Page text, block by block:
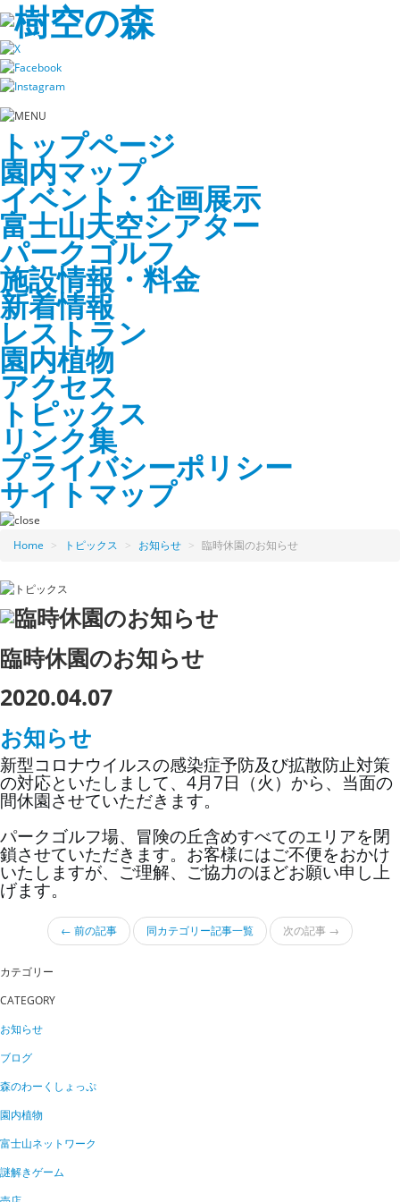
トップページ
園内マップ
イベント・企画展示
富士山天空シアター
パークゴルフ
施設情報・料金
新着情報
レストラン
園内植物
アクセス
トピックス
リンク集
プライバシーポリシー
サイトマップ
Home > トピックス > お知らせ > 臨時休園のお知らせ
臨時休園のお知らせ
2020.04.07
お知らせ
新型コロナウイルスの感染症予防及び拡散防止対策
の対応といたしまして、4月7日（火）から、当面の
間休園させていただきます。
パークゴルフ場、冒険の丘含めすべてのエリアを閉
鎖させていただきます。お客様にはご不便をおかけ
いたしますが、ご理解、ご協力のほどお願い申し上
げます。
← 前の記事 同カテゴリー記事一覧 次の記事 →
カテゴリー
CATEGORY
お知らせ
ブログ
森のわーくしょっぷ
園内植物
富士山ネットワーク
謎解きゲーム